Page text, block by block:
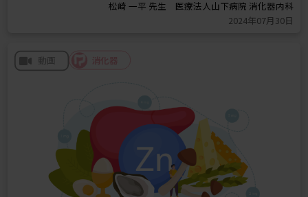
松崎 一平 先生 医療法人山下病院 消化器内科
り組みとして MSDsの人間工学的対策（エルゴノミクス）につい
2024年07月30日
動画